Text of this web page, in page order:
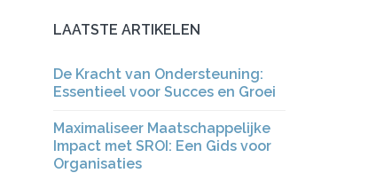
LAATSTE ARTIKELEN
De Kracht van Ondersteuning:
Essentieel voor Succes en Groei
Maximaliseer Maatschappelijke
Impact met SROI: Een Gids voor
Organisaties